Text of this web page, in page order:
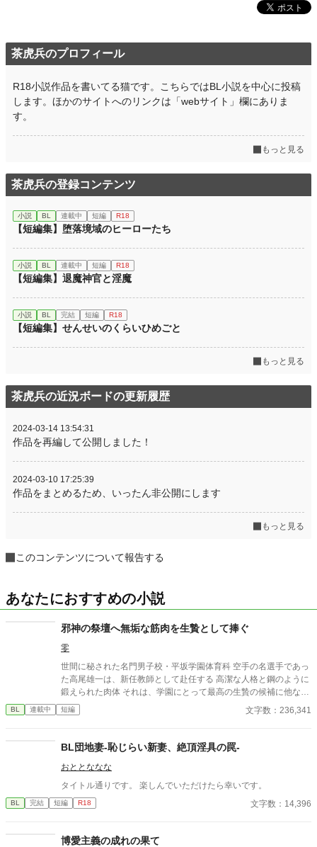
茶虎兵のプロフィール
R18小説作品を書いてる猫です。こちらではBL小説を中心に投稿
します。ほかのサイトへのリンクは「webサイト」欄にありま
す。
もっと見る
茶虎兵の登録コンテンツ
小説 BL 連載中 短編 R18
【短編集】堕落境域のヒーローたち
小説 BL 連載中 短編 R18
【短編集】退魔神官と淫魔
小説 BL 完結 短編 R18
【短編集】せんせいのくらいひめごと
もっと見る
茶虎兵の近況ボードの更新履歴
2024-03-14 13:54:31
作品を再編して公開しました！
2024-03-10 17:25:39
作品をまとめるため、いったん非公開にします
もっと見る
このコンテンツについて報告する
あなたにおすすめの小説
邪神の祭壇へ無垢な筋肉を生贄として捧ぐ
零
世間に秘された名門男子校・平坂学園体育科 空手の名選手であっ
た高尾雄一は、新任教師として赴任する 高潔な人格と鋼のように
鍛えられた肉体 それは、学園にとって最高の生贄の候補に他なら
なかった 至高の筋肉を持つ、精神を削られ意志をなくした青年を
太古の神に捧げるため、“水”、“風”、“土”の信奉者達が暗躍する 意
校で繰り広げられるダークファンタジー
BL 連載中 短編 文字数：236,341
BL団地妻-恥じらい新妻、絶頂淫具の罠-
おととななな
タイトル通りです。 楽しんでいただけたら幸いです。
BL 完結 短編 R18 文字数：14,396
博愛主義の成れの果て